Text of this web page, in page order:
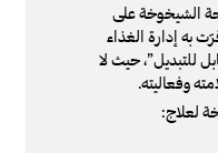
الشيخوخة على
به إدارة الغذاء
للتبديل”، حيث لا
وفعاليته.
لعلاج: